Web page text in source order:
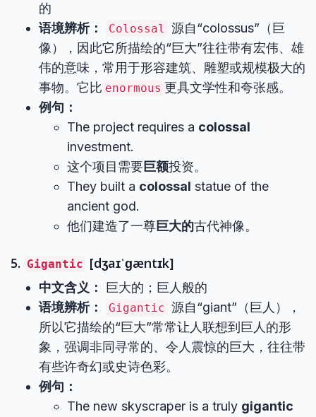
的
语境辨析：
Colossal 源自“colossus”（巨
像），因此它所描绘的“巨大”往往带有宏伟、雄
伟的意味，常用于形容建筑、雕塑或规模极大的
事物。它比 enormous 更具文学性和夸张感。
例句：
The project requires a colossal
investment.
这个项目需要巨额投资。
They built a colossal statue of the
ancient god.
他们建造了一尊巨大的古代神像。
5. Gigantic [dʒaɪˈɡæntɪk]
中文含义：
巨大的；巨人般的
语境辨析：
Gigantic 源自“giant”（巨人），
所以它描绘的“巨大”常常让人联想到巨人的形
象，强调非同寻常的、令人震惊的巨大，往往带
有些许奇幻或史诗色彩。
例句：
The new skyscraper is a truly gigantic